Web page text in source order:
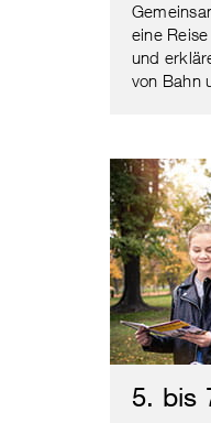
eine
und
von Bahn
5. bis